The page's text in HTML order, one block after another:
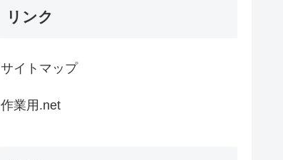
リンク
サイトマップ
作業用.net